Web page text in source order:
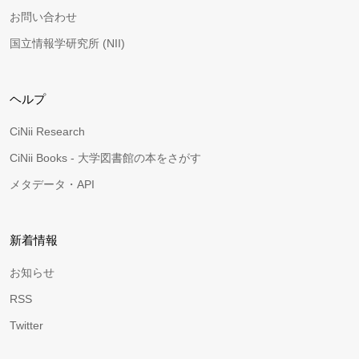
お問い合わせ
国立情報学研究所 (NII)
ヘルプ
CiNii Research
CiNii Books - 大学図書館の本をさがす
メタデータ・API
新着情報
お知らせ
RSS
Twitter